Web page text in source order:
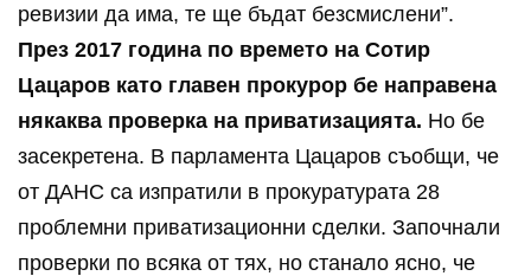
ревизии да има, те ще бъдат безсмислени”.
През 2017 година по времето на Сотир
Цацаров като главен прокурор бе направена
някаква проверка на приватизацията. Но бе
засекретена. В парламента Цацаров съобщи, че
от ДАНС са изпратили в прокуратурата 28
проблемни приватизационни сделки. Започнали
проверки по всяка от тях, но станало ясно, че